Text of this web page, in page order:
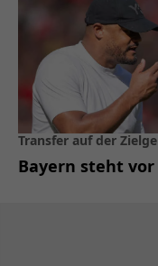
Transfer auf der
Bayern steht